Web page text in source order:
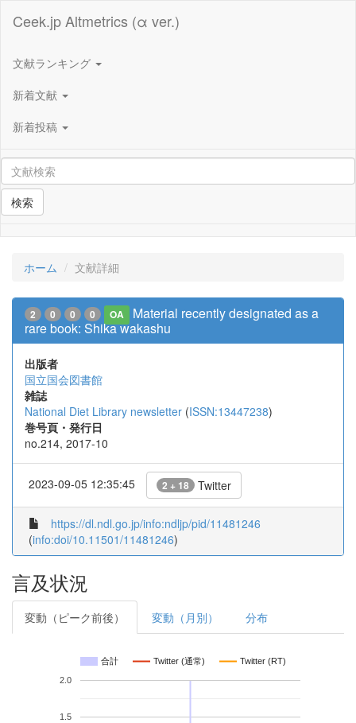
Ceek.jp Altmetrics (α ver.)
文献ランキング
新着文献
新着投稿
検索
ホーム 文献詳細
2 0 0 0 OA
Material recently designated as a
rare book: Shika wakashu
出版者
国立国会図書館
雑誌
National Diet Library newsletter (ISSN:13447238)
巻号頁・発行日
no.214, 2017-10
2023-09-05 12:35:45 2 + 18 Twitter
https://dl.ndl.go.jp/info:ndljp/pid/11481246
(info:doi/10.11501/11481246)
言及状況
変動（ピーク前後） 変動（月別） 分布
合計 Twitter (通常) Twitter (RT)
1.5
2.0